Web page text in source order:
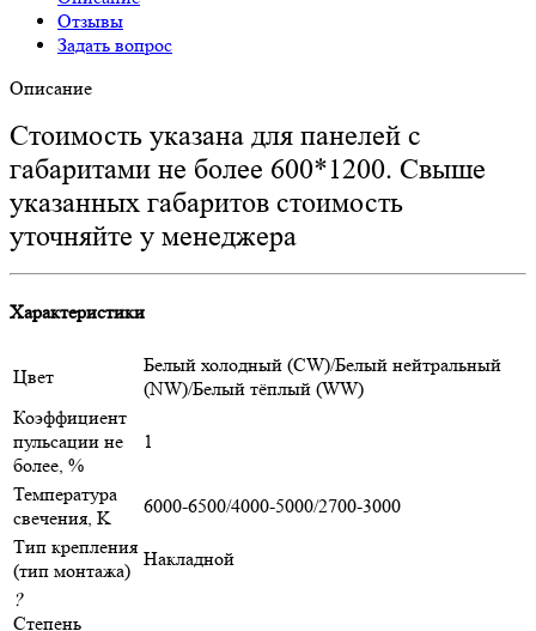
Отзывы
Задать вопрос
Описание
Стоимость указана для панелей с
габаритами не более 600*1200. Свыше
указанных габаритов стоимость
уточняйте у менеджера
Характеристики
Цвет
Белый холодный (CW)/Белый нейтральный
(NW)/Белый тёплый (WW)
Коэффициент
пульсации не
более, %
1
Температура
свечения, K
6000-6500/4000-5000/2700-3000
Тип крепления
(тип монтажа)
Накладной
?
Степень